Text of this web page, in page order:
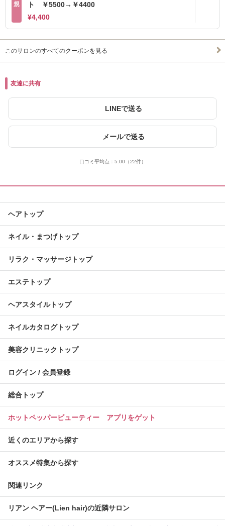
規
ト ￥5500→￥4400
¥4,400
このサロンのすべてのクーポンを見る
友達に共有
LINEで送る
メールで送る
口コミ平均点： 5.00 （22件）
ヘアトップ
ネイル・まつげトップ
リラク・マッサージトップ
エステトップ
ヘアスタイルトップ
ネイルカタログトップ
美容クリニックトップ
ログイン / 会員登録
総合トップ
ホットペッパービューティー アプリをゲット
近くのエリアから探す
オススメ特集から探す
関連リンク
リアン ヘアー(Lien hair)の近隣サロン